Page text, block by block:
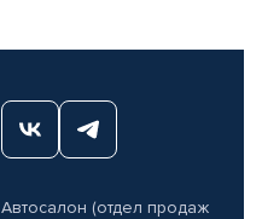
Автосалон (отдел продаж